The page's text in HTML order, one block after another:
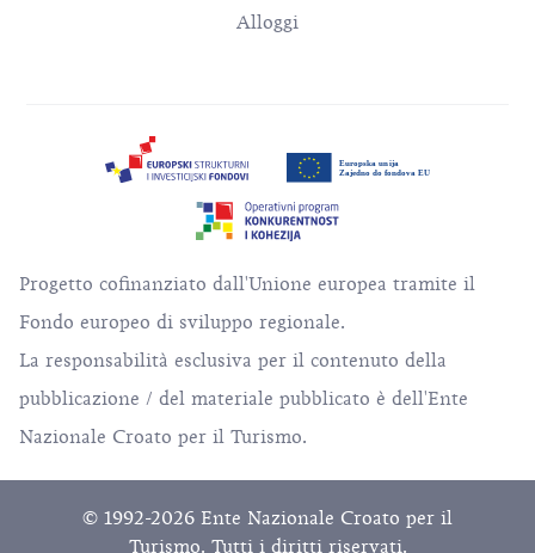
Alloggi
Progetto cofinanziato dall'Unione europea tramite il
Fondo europeo di sviluppo regionale.
La responsabilità esclusiva per il contenuto della
pubblicazione / del materiale pubblicato è dell'Ente
Nazionale Croato per il Turismo.
© 1992-2026 Ente Nazionale Croato per il
Turismo. Tutti i diritti riservati.